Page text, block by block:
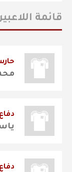
قائمة
دفاع
دفاع